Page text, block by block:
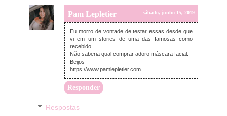
Pam Lepletier sábado, junho 15, 2019
Eu morro de vontade de testar essas desde que
vi em um stories de uma das famosas como
recebido.
Não saberia qual comprar adoro máscara facial.
Beijos
https://www.pamlepletier.com
Responder
Respostas